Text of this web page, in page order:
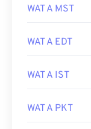
WAT A MST
WAT A EDT
WAT A IST
WAT A PKT